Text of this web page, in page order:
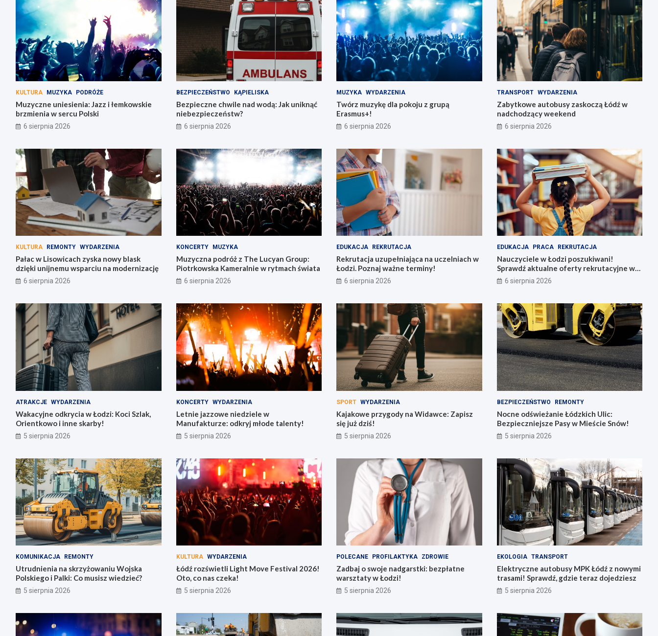
KULTURA MUZYKA PODRÓŻE
Muzyczne uniesienia: Jazz i łemkowskie
brzmienia w sercu Polski
6 sierpnia 2026
BEZPIECZEŃSTWO KĄPIELISKA
Bezpieczne chwile nad wodą: Jak uniknąć
niebezpieczeństw?
6 sierpnia 2026
MUZYKA WYDARZENIA
Twórz muzykę dla pokoju z grupą
Erasmus+!
6 sierpnia 2026
TRANSPORT WYDARZENIA
Zabytkowe autobusy zaskoczą Łódź w
nadchodzący weekend
6 sierpnia 2026
KULTURA REMONTY WYDARZENIA
Pałac w Lisowicach zyska nowy blask
dzięki unijnemu wsparciu na modernizację
6 sierpnia 2026
KONCERTY MUZYKA
Muzyczna podróż z The Lucyan Group:
Piotrkowska Kameralnie w rytmach świata
6 sierpnia 2026
EDUKACJA REKRUTACJA
Rekrutacja uzupełniająca na uczelniach w
Łodzi. Poznaj ważne terminy!
6 sierpnia 2026
EDUKACJA PRACA REKRUTACJA
Nauczyciele w Łodzi poszukiwani!
Sprawdź aktualne oferty rekrutacyjne w
szkołach i przedszkolach
6 sierpnia 2026
ATRAKCJE WYDARZENIA
Wakacyjne odkrycia w Łodzi: Koci Szlak,
Orientkowo i inne skarby!
5 sierpnia 2026
KONCERTY WYDARZENIA
Letnie jazzowe niedziele w
Manufakturze: odkryj młode talenty!
5 sierpnia 2026
SPORT WYDARZENIA
Kajakowe przygody na Widawce: Zapisz
się już dziś!
5 sierpnia 2026
BEZPIECZEŃSTWO REMONTY
Nocne odświeżanie Łódzkich Ulic:
Bezpieczniejsze Pasy w Mieście Snów!
5 sierpnia 2026
KOMUNIKACJA REMONTY
Utrudnienia na skrzyżowaniu Wojska
Polskiego i Palki: Co musisz wiedzieć?
5 sierpnia 2026
KULTURA WYDARZENIA
Łódź rozświetli Light Move Festival 2026!
Oto, co nas czeka!
5 sierpnia 2026
POLECANE PROFILAKTYKA ZDROWIE
Zadbaj o swoje nadgarstki: bezpłatne
warsztaty w Łodzi!
5 sierpnia 2026
EKOLOGIA TRANSPORT
Elektryczne autobusy MPK Łódź z nowymi
trasami! Sprawdź, gdzie teraz dojedziesz
5 sierpnia 2026